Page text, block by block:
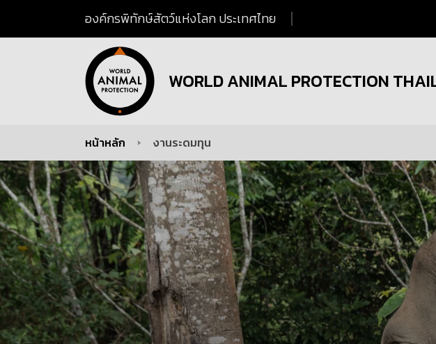
องค์กรพิทักษ์สัตว์แห่งโลก ประเทศไทย
WORLD ANIMAL PROTECTION
You are here:หน้าหลัก งานระดมทุน